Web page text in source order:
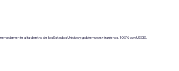
alta dentro de los Estados Unidos y gobiernos extranjeros. 100% con USCIS.